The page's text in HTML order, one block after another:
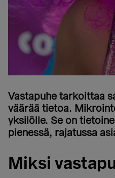
Vastapuhe tarkoittaa
väärää tietoa.
yksilölle. Se on
pienessä, rajatussa
Miksi